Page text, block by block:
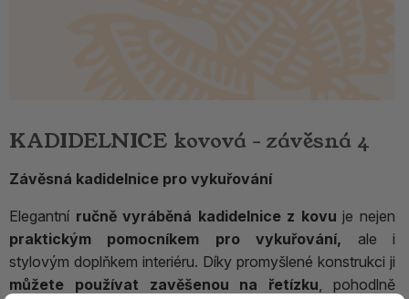
KADIDELNICE kovová - závěsná 4
Závěsná kadidelnice pro vykuřování
Elegantní ručně vyráběná kadidelnice z kovu je nejen
praktickým pomocníkem pro vykuřování, ale i
stylovým doplňkem interiéru. Díky promyšlené konstrukci ji
můžete používat zavěšenou na řetízku , pohodlně